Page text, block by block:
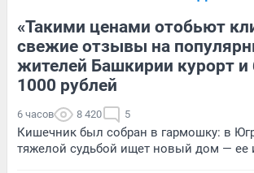
«Такими ценами отобьют
свежие отзывы на
жителей Башкирии курорт и
1000 рублей
6 часов 8 420 5
Кишечник был собран в гармошку: в
тяжелой судьбой ищет новый дом — ее